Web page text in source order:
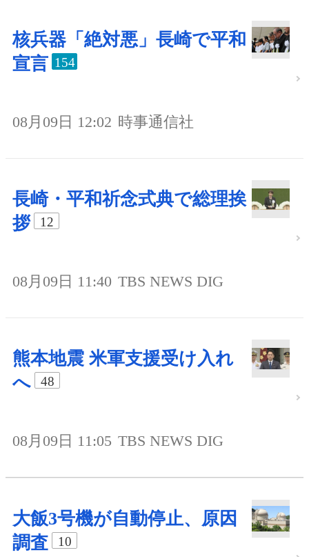
核兵器「絶対悪」長崎で平和
宣言 154
08月09日 12:02 時事通信社
長崎・平和祈念式典で総理挨
拶
12
08月09日 11:40 TBS NEWS DIG
熊本地震 米軍支援受け入れ
へ
48
08月09日 11:05 TBS NEWS DIG
大飯3号機が自動停止、原因
調査
10